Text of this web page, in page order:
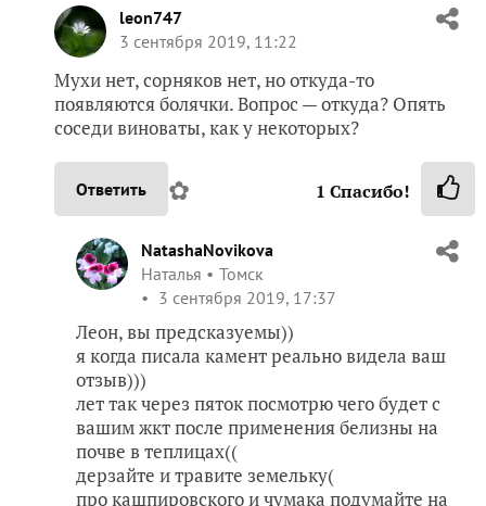
leon747
3 сентября 2019, 11:22
Мухи нет, сорняков нет, но откуда-то
появляются болячки. Вопрос — откуда? Опять
соседи виноваты, как у некоторых?
Ответить ✿ 1 Спасибо!
NatashaNovikova
Наталья
Томск
3 сентября 2019, 17:37
Леон, вы предсказуемы))
я когда писала камент реально видела ваш
отзыв)))
лет так через пяток посмотрю чего будет с
вашим жкт после применения белизны на
почве в теплицах((
дерзайте и травите земельку(
про кашпировского и чумака подумайте на